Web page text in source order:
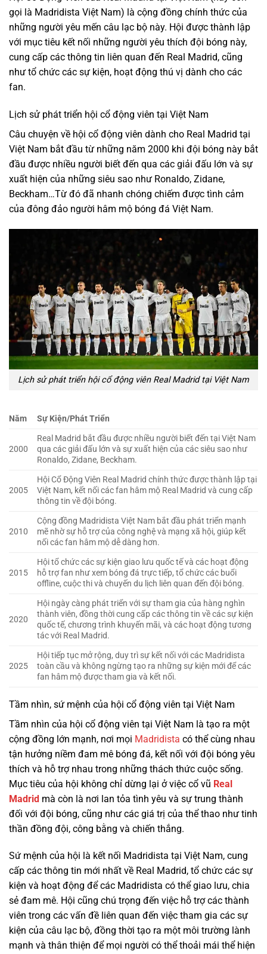
gọi là Madridista Việt Nam) là cộng đồng chính thức của
những người yêu mến câu lạc bộ này. Hội được thành lập
với mục tiêu kết nối những người yêu thích đội bóng này,
cung cấp các thông tin liên quan đến Real Madrid, cũng
như tổ chức các sự kiện, hoạt động thú vị dành cho các
fan.
Lịch sử phát triển hội cổ động viên tại Việt Nam
Câu chuyện về hội cổ động viên dành cho Real Madrid tại
Việt Nam bắt đầu từ những năm 2000 khi đội bóng này bắt
đầu được nhiều người biết đến qua các giải đấu lớn và sự
xuất hiện của những siêu sao như Ronaldo, Zidane,
Beckham…Từ đó đã nhanh chóng chiếm được tình cảm
của đông đảo người hâm mộ bóng đá Việt Nam.
Lịch sử phát triển hội cổ động viên Real Madrid tại Việt Nam
Năm Sự Kiện/Phát Triển
2000
Real Madrid bắt đầu được nhiều người biết đến tại Việt Nam
qua các giải đấu lớn và sự xuất hiện của các siêu sao như
Ronaldo, Zidane, Beckham.
2005
Hội Cổ Động Viên Real Madrid chính thức được thành lập tại
Việt Nam, kết nối các fan hâm mộ Real Madrid và cung cấp
thông tin về đội bóng.
2010
Cộng đồng Madridista Việt Nam bắt đầu phát triển mạnh
mẽ nhờ sự hỗ trợ của công nghệ và mạng xã hội, giúp kết
nối các fan hâm mộ dễ dàng hơn.
2015
Hội tổ chức các sự kiện giao lưu quốc tế và các hoạt động
hỗ trợ fan như xem bóng đá trực tiếp, tổ chức các buổi
offline, cuộc thi và chuyến du lịch liên quan đến đội bóng.
2020
Hội ngày càng phát triển với sự tham gia của hàng nghìn
thành viên, đồng thời cung cấp các thông tin về các sự kiện
quốc tế, chương trình khuyến mãi, và các hoạt động tương
tác với Real Madrid.
2025
Hội tiếp tục mở rộng, duy trì sự kết nối với các Madridista
toàn cầu và không ngừng tạo ra những sự kiện mới để các
fan hâm mộ được tham gia và kết nối.
Tầm nhìn, sứ mệnh của hội cổ động viên tại Việt Nam
Tầm nhìn của hội cổ động viên tại Việt Nam là tạo ra một
cộng đồng lớn mạnh, nơi mọi Madridista có thể cùng nhau
tận hưởng niềm đam mê bóng đá, kết nối với đội bóng yêu
thích và hỗ trợ nhau trong những thách thức cuộc sống.
Mục tiêu của hội không chỉ dừng lại ở việc cổ vũ Real
Madrid mà còn là nơi lan tỏa tình yêu và sự trung thành
đối với đội bóng, cũng như các giá trị của thể thao như tinh
thần đồng đội, công bằng và chiến thắng.
Sứ mệnh của hội là kết nối Madridista tại Việt Nam, cung
cấp các thông tin mới nhất về Real Madrid, tổ chức các sự
kiện và hoạt động để các Madridista có thể giao lưu, chia
sẻ đam mê. Hội cũng chú trọng đến việc hỗ trợ các thành
viên trong các vấn đề liên quan đến việc tham gia các sự
kiện của câu lạc bộ, đồng thời tạo ra một môi trường lành
mạnh và thân thiện để mọi người có thể thoải mái thể hiện